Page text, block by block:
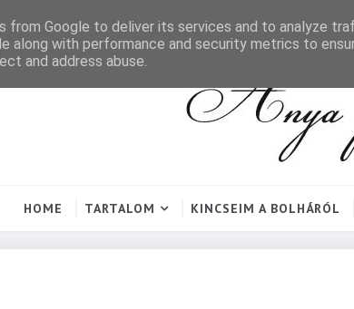
HOME TARTALOM KINCSEIM A BOLHÁRÓL
from Google to deliver its services and to analyze
along with performance and security metrics to
and address abuse.